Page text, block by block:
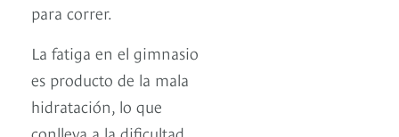
para correr.
La fatiga en el gimnasio
es producto de la mala
hidratación, lo que
conlleva a la dificultad